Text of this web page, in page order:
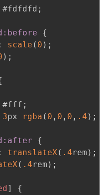
#fdfdfd ;
:before
{
scale ( 0 ) ;
) ;
#fff ;
3px rgba ( 0 , 0 , 0 , .4 ) ;
:after
{
translateX( .4rem ) ;
( .4rem ) ;
]
{